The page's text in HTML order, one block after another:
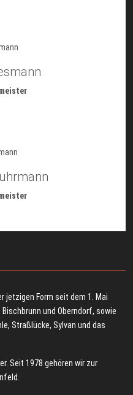
jetzigen Form seit dem 1. Mai
und Oberndorf, sowie
Straßlücke, Sylvan und das
Seit 1978 gehören wir zur